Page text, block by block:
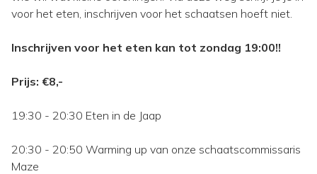
voor het eten, inschrijven voor het schaatsen hoeft niet.
Inschrijven voor het eten kan tot zondag 19:00!!
Prijs: €8,-
19:30 - 20:30 Eten in de Jaap
20:30 - 20:50 Warming up van onze schaatscommissaris
Maze